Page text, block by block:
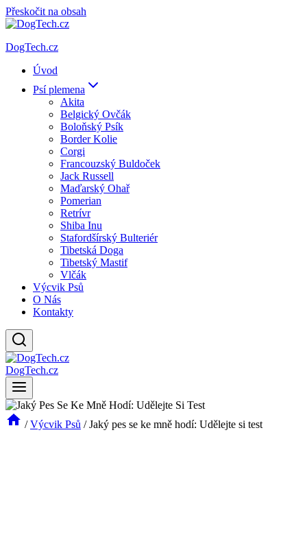
Přeskočit na obsah
DogTech.cz
Úvod
Psí plemena
Akita
Belgický Ovčák
Boloňský Psík
Border Kolie
Corgi
Francouzský Buldoček
Jack Russell
Maďarský Ohař
Pomerian
Retrívr
Shiba Inu
Stafordšírský Bulteriér
Tibetská Doga
Tibetský Mastif
Vlčák
Výcvik Psů
O Nás
Kontakty
DogTech.cz
/ Výcvik Psů / Jaký pes se ke mně hodí: Udělejte si test